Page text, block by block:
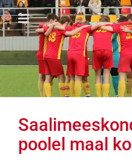
Skip
to
content
poolel maal